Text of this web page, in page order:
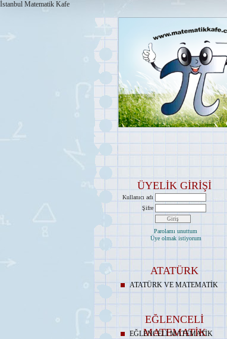
İstanbul Matematik Kafe
ÜYELİK GİRİŞİ
Kullanıcı adı
Şifre
Parolamı unuttum
Üye olmak istiyorum
ATATÜRK
ATATÜRK VE MATEMATİK
EĞLENCELİ
MATEMATİK
EĞLENCELİ MATEMATİK